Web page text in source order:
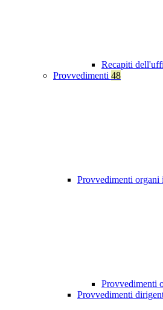
Recapiti
Provvedimenti 48
Provvedimenti
Provvedimenti
Provvedimenti